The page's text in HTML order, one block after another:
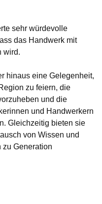
sehr würdevolle
das Handwerk mit
wird.
hinaus eine Gelegenheit,
zu feiern, die
und die
und Handwerkern
Gleichzeitig bieten sie
von Wissen und
zu Generation